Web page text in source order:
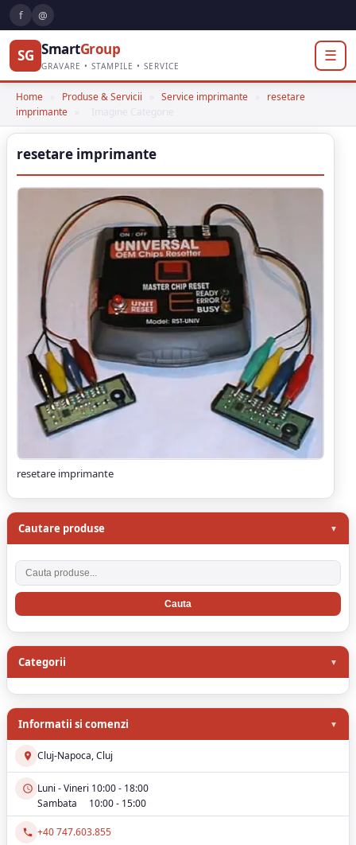
f @
SG SmartGroup
GRAVARE • STAMPILE • SERVICE
☰
Home Produse & Servicii Service imprimante
resetare
imprimante
Cautare produse
Cauta produse
Categorii
Informatii si comenzi
Cluj-Napoca, Cluj
Luni - Vineri 10:00 - 18:00
Sambata 10:00 - 15:00
+40 747.603.855
resetare imprimante
resetare imprimante